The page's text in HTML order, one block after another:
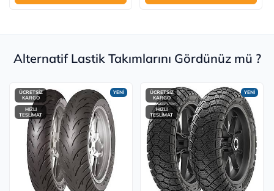
Alternatif Lastik Takımlarını Gördünüz mü ?
YENİ
ÜCRETSİZ
KARGO
HIZLI
TESLİMAT
YENİ
ÜCRETSİZ
KARGO
HIZLI
TESLİMAT